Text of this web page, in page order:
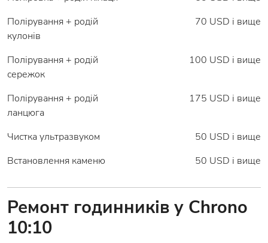
Полірування + родій
кулонів
70 USD і вище
Полірування + родій
сережок
100 USD і вище
Полірування + родій
ланцюга
175 USD і вище
Чистка ультразвуком
50 USD і вище
Встановлення каменю
50 USD і вище
Ремонт годинників у Chrono
10:10